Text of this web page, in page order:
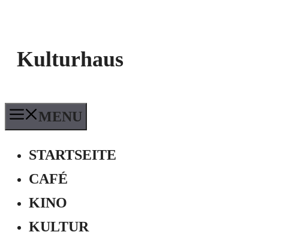
Kulturhaus
MENU
STARTSEITE
CAFÉ
KINO
KULTUR